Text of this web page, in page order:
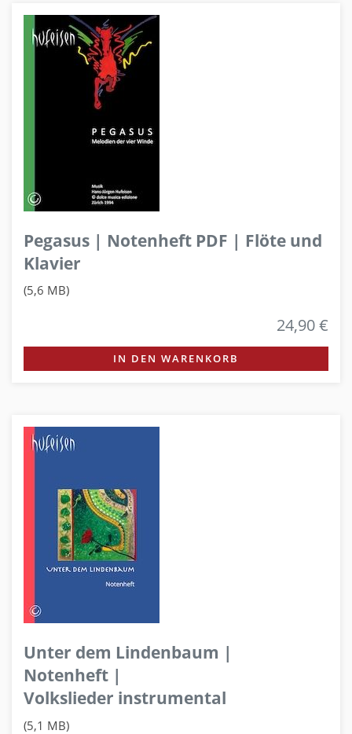
Pegasus | Notenheft PDF | Flöte und
Klavier
(5,6 MB)
24,90 €
IN DEN WARENKORB
Unter dem Lindenbaum |
Notenheft |
Volkslieder instrumental
(5,1 MB)